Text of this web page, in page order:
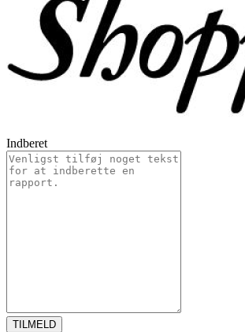
Indberet
TILMELD